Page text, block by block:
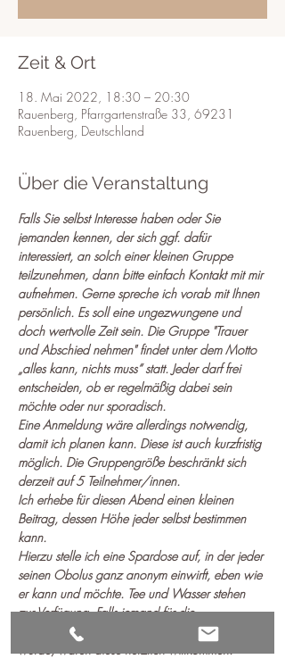
Zeit & Ort
18. Mai 2022, 18:30 – 20:30
Rauenberg, Pfarrgartenstraße 33, 69231
Rauenberg, Deutschland
Über die Veranstaltung
Falls Sie selbst Interesse haben oder Sie
jemanden kennen, der sich ggf. dafür
interessiert, an solch einer kleinen Gruppe
teilzunehmen, dann bitte einfach Kontakt mit mir
aufnehmen. Gerne spreche ich vorab mit Ihnen
persönlich. Es soll eine ungezwungene und
doch wertvolle Zeit sein. Die Gruppe "Trauer
und Abschied nehmen" findet unter dem Motto
„alles kann, nichts muss“ statt. Jeder darf frei
entscheiden, ob er regelmäßig dabei sein
möchte oder nur sporadisch.
Eine Anmeldung wäre allerdings notwendig,
damit ich planen kann. Diese ist auch kurzfristig
möglich. Die Gruppengröße beschränkt sich
derzeit auf 5 Teilnehmer/innen.
Ich erhebe für diesen Abend einen kleinen
Beitrag, dessen Höhe jeder selbst bestimmen
kann.
Hierzu stelle ich eine Spardose auf, in der jeder
seinen Obolus ganz anonym einwirft, eben wie
er kann und möchte. Tee und Wasser stehen
zur Verfügung. Falls jemand für die
Gemeinschaft kleine Knabbereien mitbringen
würde, wären diese herzlich willkommen.